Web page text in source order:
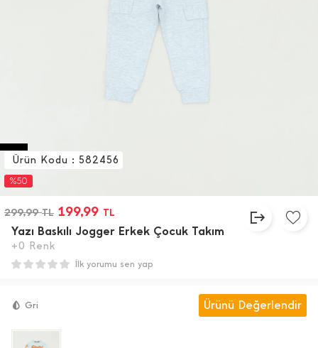
299,99TL 199,99 TL
%50
Yazı Baskılı Jogger Erkek Çocuk Takım
+0 Renk
Ürün Kodu : 582456
İlk yorumu sen yap
Gri Ürünü Değerlendir